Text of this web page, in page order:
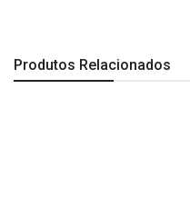
Produtos Relacionados